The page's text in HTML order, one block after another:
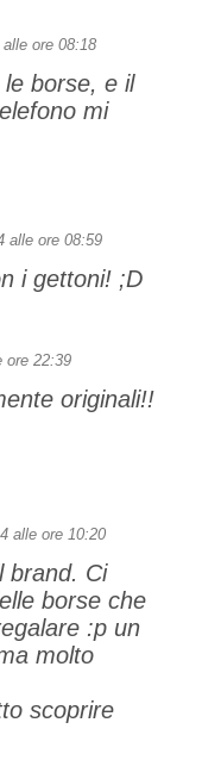
ore 08:18
borse, e il
mi
alle ore 08:59
i gettoni! ;D
ore 22:39
originali!!
alle ore 10:20
brand. Ci
borse che
:p un
molto
scoprire